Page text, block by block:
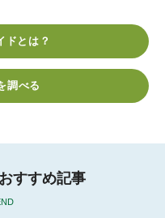
ドとは？
調べる
すすめ記事